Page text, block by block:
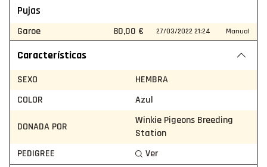
Pujas
Garoe 80,00 € 27/03/2022 21:24 Manual
Características
SEXO
HEMBRA
COLOR
Azul
DONADA POR
Winkie Pigeons Breeding
Station
PEDIGREE
Ver